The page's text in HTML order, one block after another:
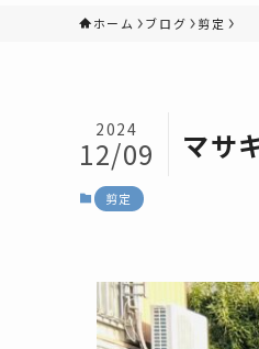
ホーム ブログ 剪定
マサ
2024
12/09
剪定